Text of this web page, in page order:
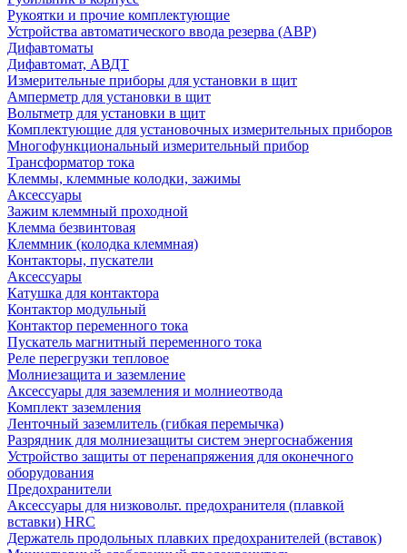
Рукоятки и прочие комплектующие
Устройства автоматического ввода резерва (АВР)
Дифавтоматы
Дифавтомат, АВДТ
Измерительные приборы для установки в щит
Амперметр для установки в щит
Вольтметр для установки в щит
Комплектующие для установочных измерительных приборов
Многофункциональный измерительный прибор
Трансформатор тока
Клеммы, клеммные колодки, зажимы
Аксессуары
Зажим клеммный проходной
Клемма безвинтовая
Клеммник (колодка клеммная)
Контакторы, пускатели
Аксессуары
Катушка для контактора
Контактор модульный
Контактор переменного тока
Пускатель магнитный переменного тока
Реле перегрузки тепловое
Молниезащита и заземление
Аксессуары для заземления и молниеотвода
Комплект заземления
Ленточный заземлитель (гибкая перемычка)
Разрядник для молниезащиты систем энергоснабжения
Устройство защиты от перенапряжения для оконечного
оборудования
Предохранители
Аксессуары для низковольт. предохранителя (плавкой
вставки) HRC
Держатель продольных плавких предохранителей (вставок)